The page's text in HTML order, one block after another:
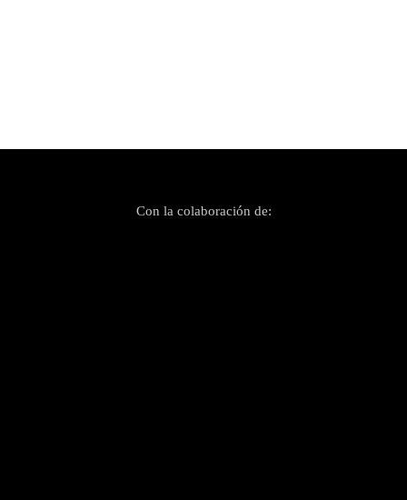
Con la colaboración de: